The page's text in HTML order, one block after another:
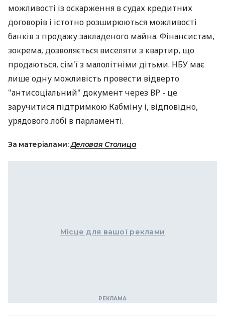
можливості із оскарження в судах кредитних
договорів і істотно розширюються можливості
банків з продажу закладеного майна. Фінансистам,
зокрема, дозволяється виселяти з квартир, що
продаються, сім'ї з малолітніми дітьми. НБУ має
лише одну можливість провести відверто
"антисоціальний" документ через ВР - це
заручитися підтримкою Кабміну і, відповідно,
урядового лобі в парламенті.
За матеріалами:Деловая Столица
Місце для вашої реклами